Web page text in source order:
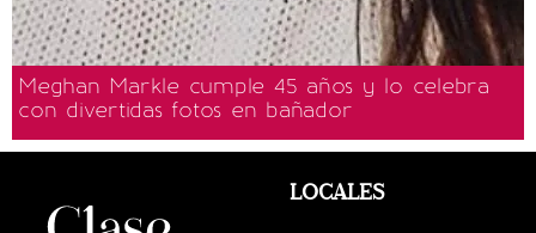
Meghan Markle cumple 45 años y lo celebra
con divertidas fotos en bañador
LOCALES